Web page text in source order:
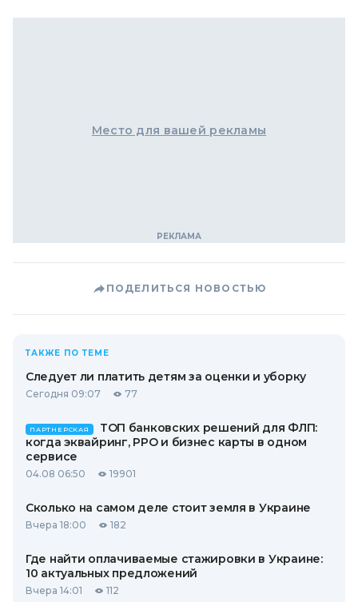
Место для вашей рекламы
ПОДЕЛИТЬСЯ НОВОСТЬЮ
ТАКЖЕ ПО ТЕМЕ
Следует ли платить детям за оценки и уборку
Сегодня 09:07 77
ПАРТНЕРСКАЯ
ТОП банковских решений для ФЛП:
когда эквайринг, РРО и бизнес карты в одном
сервисе
04.08 06:50 19901
Сколько на самом деле стоит земля в Украине
Вчера 18:00 182
Где найти оплачиваемые стажировки в Украине:
10 актуальных предложений
Вчера 14:01 112